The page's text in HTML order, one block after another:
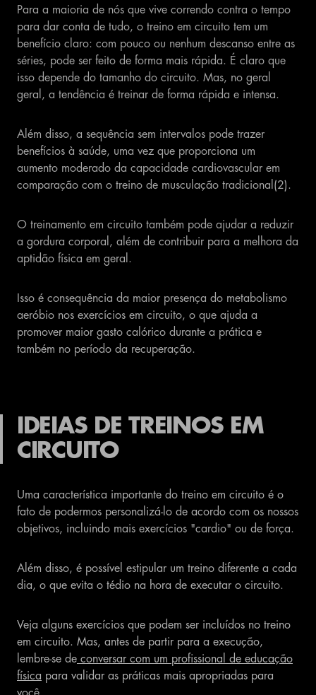
Para a maioria de nós que vive correndo contra o tempo
para dar conta de tudo, o treino em circuito tem um
benefício claro: com pouco ou nenhum descanso entre as
séries, pode ser feito de forma mais rápida. É claro que
isso depende do tamanho do circuito. Mas, no geral
geral, a tendência é treinar de forma rápida e intensa.
Além disso, a sequência sem intervalos pode trazer
benefícios à saúde, uma vez que proporciona um
aumento moderado da capacidade cardiovascular em
comparação com o treino de musculação tradicional(2).
O treinamento em circuito também pode ajudar a reduzir
a gordura corporal, além de contribuir para a melhora da
aptidão física em geral.
Isso é consequência da maior presença do metabolismo
aeróbio nos exercícios em circuito, o que ajuda a
promover maior gasto calórico durante a prática e
também no período da recuperação.
IDEIAS DE TREINOS EM
CIRCUITO
Uma característica importante do treino em circuito é o
fato de podermos personalizá-lo de acordo com os nossos
objetivos, incluindo mais exercícios "cardio" ou de força.
Além disso, é possível estipular um treino diferente a cada
dia, o que evita o tédio na hora de executar o circuito.
Veja alguns exercícios que podem ser incluídos no treino
em circuito. Mas, antes de partir para a execução,
lembre-se de conversar com um profissional de educação
física para validar as práticas mais apropriadas para